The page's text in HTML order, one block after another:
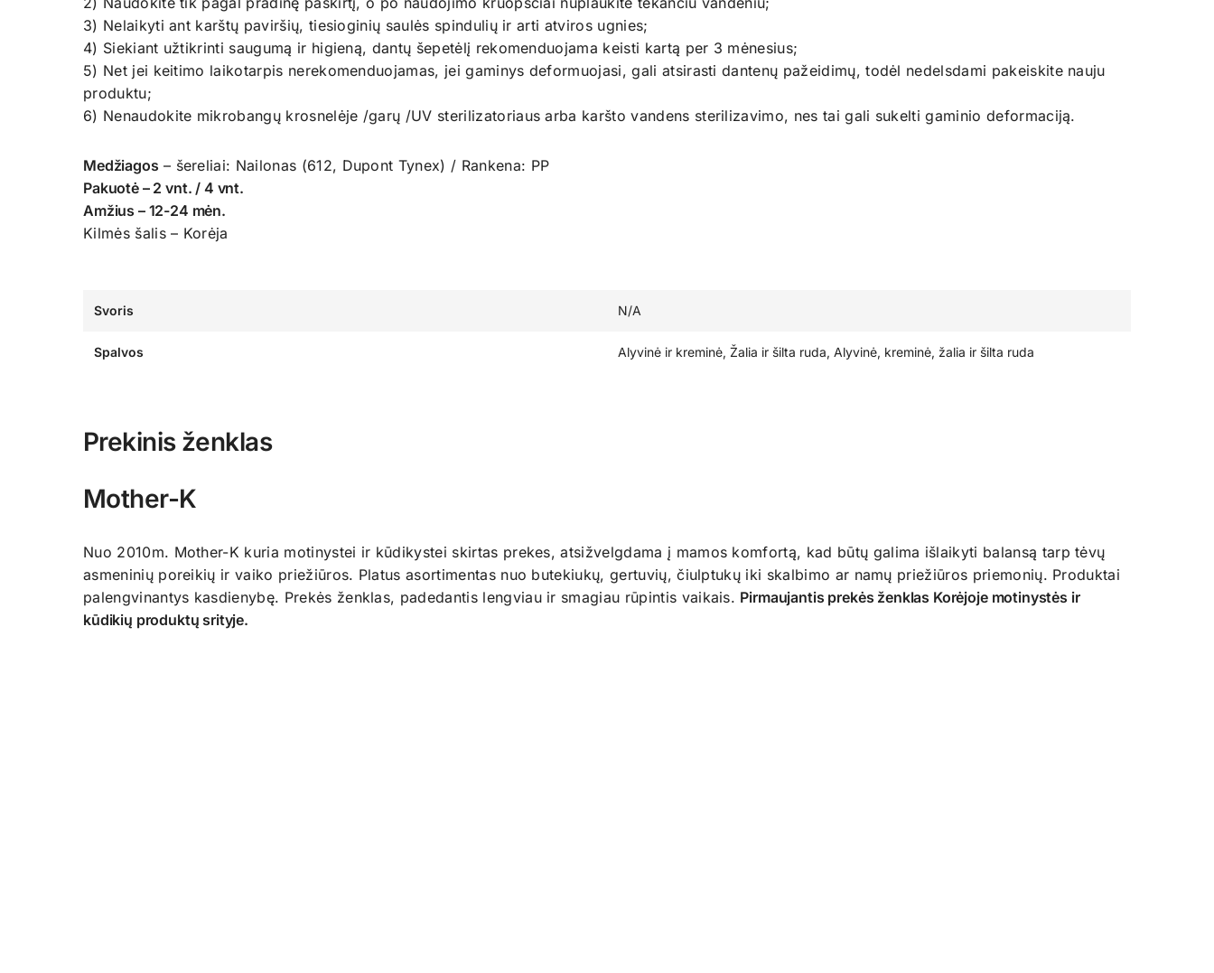
3) Nelaikyti ant karštų paviršių, tiesioginių saulės spindulių ir arti atviros ugnies;
4) Siekiant užtikrinti saugumą ir higieną, dantų šepetėlį rekomenduojama keisti kartą per 3 mėnesius;
5) Net jei keitimo laikotarpis nerekomenduojamas, jei gaminys deformuojasi, gali atsirasti dantenų pažeidimų, todėl nedelsdami pakeiskite nauju
produktu;
6) Nenaudokite mikrobangų krosnelėje /garų /UV sterilizatoriaus arba karšto vandens sterilizavimo, nes tai gali sukelti gaminio deformaciją.
Medžiagos – šereliai: Nailonas (612, Dupont Tynex) / Rankena: PP
Pakuotė – 2 vnt. / 4 vnt.
Amžius – 12-24 mėn.
Kilmės šalis – Korėja
Svoris N/A
Spalvos Alyvinė ir kreminė, Žalia ir šilta ruda, Alyvinė, kreminė, žalia ir šilta ruda
Prekinis ženklas
Mother-K
Nuo 2010m. Mother-K kuria motinystei ir kūdikystei skirtas prekes, atsižvelgdama į mamos komfortą, kad būtų galima išlaikyti balansą tarp tėvų
asmeninių poreikių ir vaiko priežiūros. Platus asortimentas nuo butekiukų, gertuvių, čiulptukų iki skalbimo ar namų priežiūros priemonių. Produktai
palengvinantys kasdienybę. Prekės ženklas, padedantis lengviau ir smagiau rūpintis vaikais. Pirmaujantis prekės ženklas Korėjoje motinystės ir
kūdikių produktų srityje.